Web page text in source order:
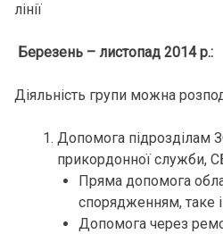
лінії
Березень – листопад 2014 р.:
Діяльність групи можна
Допомога підрозділам
прикордонної служби,
Пряма допомога
спорядженням, таке
Допомога через